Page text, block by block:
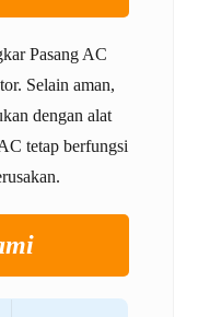
Pasang AC
Selain aman,
dengan alat
tetap berfungsi